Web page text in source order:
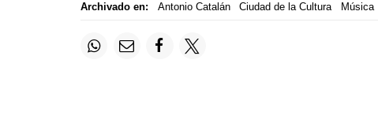
Archivado en: Antonio Catalán Ciudad de la Cultura Música